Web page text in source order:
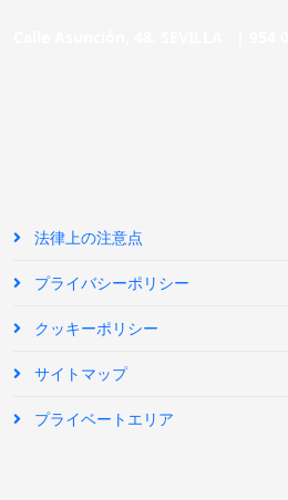
法律上の注意点
プライバシーポリシー
クッキーポリシー
サイトマップ
プライベートエリア